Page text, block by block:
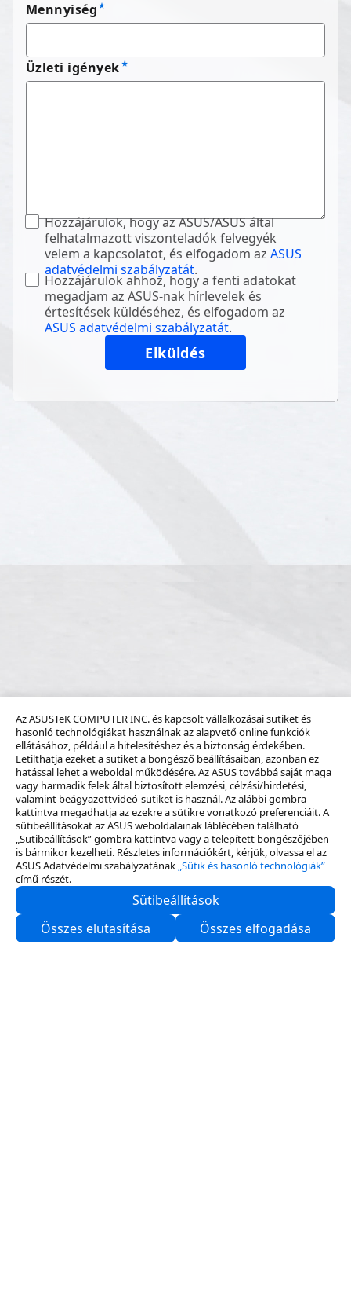
Az ASUSTeK COMPUTER INC. és kapcsolt vállalkozásai sütiket és
hasonló technológiákat használnak az alapvető online funkciók
ellátásához, például a hitelesítéshez és a biztonság érdekében.
Letilthatja ezeket a sütiket a böngésző beállításaiban, azonban ez
hatással lehet a weboldal működésére. Az ASUS továbbá saját maga
vagy harmadik felek által biztosított elemzési, célzási/hirdetési,
valamint beágyazottvideó-sütiket is használ. Az alábbi gombra
kattintva megadhatja az ezekre a sütikre vonatkozó preferenciáit. A
sütibeállításokat az ASUS weboldalainak láblécében található
„Sütibeállítások” gombra kattintva vagy a telepített böngészőjében
is bármikor kezelheti. Részletes információkért, kérjük, olvassa el az
ASUS Adatvédelmi szabályzatának „Sütik és hasonló technológiák”
című részét.
Sütibeállítások
Összes elutasítása
Összes elfogadása
Mennyiség
Üzleti igények
Hozzájárulok, hogy az ASUS/ASUS által
felhatalmazott viszonteladók felvegyék
velem a kapcsolatot, és elfogadom az ASUS
adatvédelmi szabályzatát.
Hozzájárulok ahhoz, hogy a fenti adatokat
megadjam az ASUS-nak hírlevelek és
értesítések küldéséhez, és elfogadom az
ASUS adatvédelmi szabályzatát.
Rólunk